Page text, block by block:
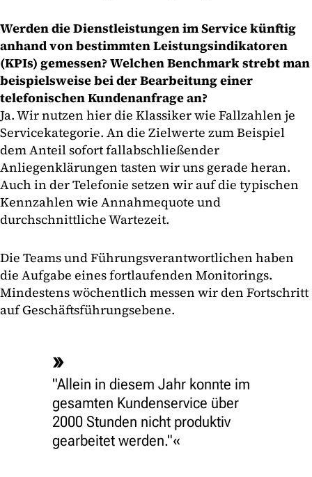
Werden die Dienstleistungen im Service künftig
anhand von bestimmten Leistungsindikatoren
(KPIs) gemessen? Welchen Benchmark strebt man
beispielsweise bei der Bearbeitung einer
telefonischen Kundenanfrage an?
Ja. Wir nutzen hier die Klassiker wie Fallzahlen je
Servicekategorie. An die Zielwerte zum Beispiel
dem Anteil sofort fallabschließender
Anliegenklärungen tasten wir uns gerade heran.
Auch in der Telefonie setzen wir auf die typischen
Kennzahlen wie Annahmequote und
durchschnittliche Wartezeit.
Die Teams und Führungsverantwortlichen haben
die Aufgabe eines fortlaufenden Monitorings.
Mindestens wöchentlich messen wir den Fortschritt
auf Geschäftsführungsebene.
"Allein in diesem Jahr konnte im
gesamten Kundenservice über
2000 Stunden nicht produktiv
gearbeitet werden."